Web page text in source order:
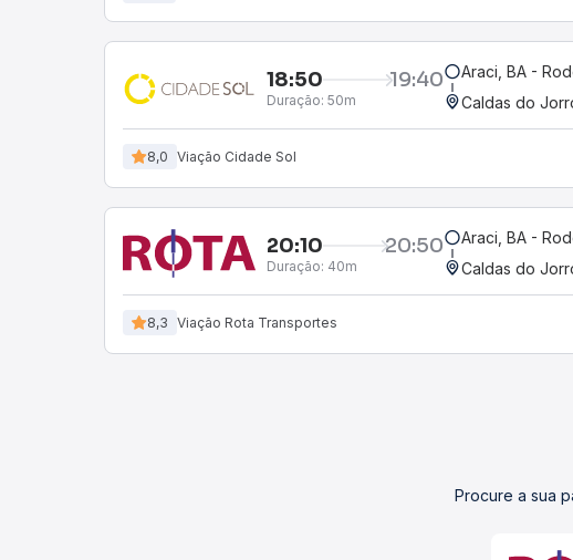
18:50 19:40
Duração: 50m
Araci, BA -
Caldas do
8,0 Viação Cidade Sol
20:10 20:50
Duração: 40m
Araci, BA -
Caldas do
8,3 Viação Rota Transportes
Procure a sua